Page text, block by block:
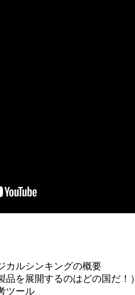
カルシンキングの概要
品を展開するのはどの国だ！
ツール